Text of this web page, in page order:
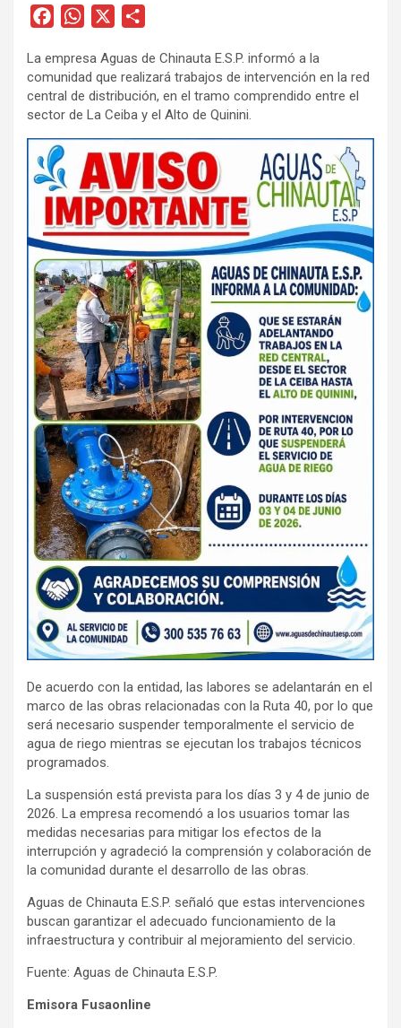
c
e
b
o
k
W
a
t
s
p
p
m
p
a
t
r
La empresa Aguas de Chinauta E.S.P. informó a la
comunidad que realizará trabajos de intervención en la red
central de distribución, en el tramo comprendido entre el
sector de La Ceiba y el Alto de Quinini.
De acuerdo con la entidad, las labores se adelantarán en el
marco de las obras relacionadas con la Ruta 40, por lo que
será necesario suspender temporalmente el servicio de
agua de riego mientras se ejecutan los trabajos técnicos
programados.
La suspensión está prevista para los días 3 y 4 de junio de
2026. La empresa recomendó a los usuarios tomar las
medidas necesarias para mitigar los efectos de la
interrupción y agradeció la comprensión y colaboración de
la comunidad durante el desarrollo de las obras.
Aguas de Chinauta E.S.P. señaló que estas intervenciones
buscan garantizar el adecuado funcionamiento de la
infraestructura y contribuir al mejoramiento del servicio.
Fuente: Aguas de Chinauta E.S.P.
Emisora Fusaonline